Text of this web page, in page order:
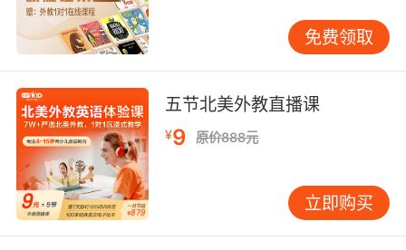
经具备了一定的语言基础，可以学习更多样的表
达。这个阶段的孩子开始有社交意识，能够理解
不同表达背后所蕴含的礼貌含义。家长可以引导
孩子根据对话对象和场合选择合适的表达，例如
对老师说“It was a pleasure talking to you”，而
对同学则可以说“Nice talking to you”。 13-18岁
的青少年需要掌握更复杂的社交技巧。他们可能
会参加国际交流活动或线上英语社群，需要更地
道的表达来建立人际关系。除了基本的告别语，
还可以教他们如何进行自然的衔接，例如先说
免费领取
五节北美外教直播课
¥9 原价888元
立即购买